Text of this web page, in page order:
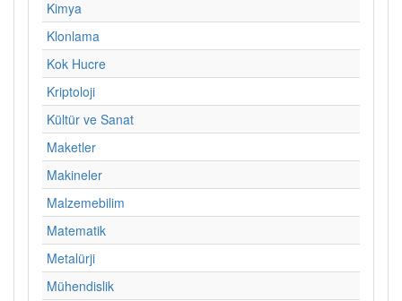
Kimya
Klonlama
Kok Hucre
Kriptoloji
Kültür ve Sanat
Maketler
Makineler
Malzemebilim
Matematik
Metalürji
Mühendislik